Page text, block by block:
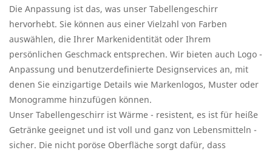
Die Anpassung ist das, was unser Tabellengeschirr
hervorhebt. Sie können aus einer Vielzahl von Farben
auswählen, die Ihrer Markenidentität oder Ihrem
persönlichen Geschmack entsprechen. Wir bieten auch Logo -
Anpassung und benutzerdefinierte Designservices an, mit
denen Sie einzigartige Details wie Markenlogos, Muster oder
Monogramme hinzufügen können.
Unser Tabellengeschirr ist Wärme - resistent, es ist für heiße
Getränke geeignet und ist voll und ganz von Lebensmitteln -
sicher. Die nicht poröse Oberfläche sorgt dafür, dass